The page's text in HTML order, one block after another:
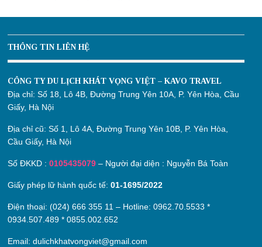
THÔNG TIN LIÊN HỆ
CÔNG TY DU LỊCH KHÁT VỌNG VIỆT – KAVO TRAVEL
Địa chỉ:Số 18, Lô 4B, Đường Trung Yên 10A, P. Yên Hòa, Cầu
Giấy, Hà Nội
Địa chỉ cũ:Số 1, Lô 4A, Đường Trung Yên 10B, P. Yên Hòa,
Cầu Giấy, Hà Nội
Số ĐKKD :0105435079 – Người đại diện : Nguyễn Bá Toàn
Giấy phép lữ hành quốc tế:01-1695/2022
Điện thoại: (024) 666 355 11 – Hotline:0962.70.5533 *
0934.507.489 *0855.002.652
Email:dulichkhatvongviet@gmail.com